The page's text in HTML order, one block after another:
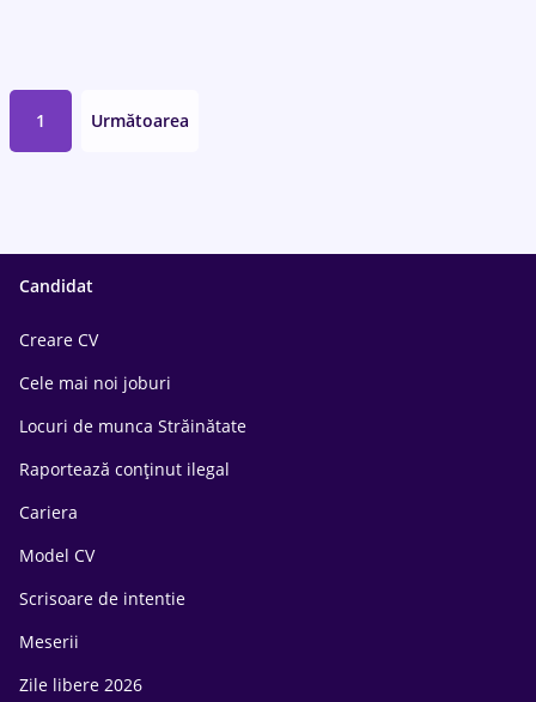
1 Următoarea
Candidat
Creare CV
Cele mai noi joburi
Locuri de munca Străinătate
Raportează conținut ilegal
Cariera
Model CV
Scrisoare de intentie
Meserii
Zile libere 2026